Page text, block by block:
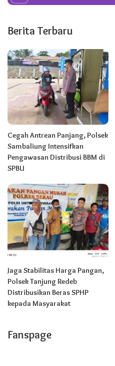
Berita Terbaru
Cegah Antrean Panjang, Polsek
Sambaliung Intensifkan
Pengawasan Distribusi BBM di
SPBU
Jaga Stabilitas Harga Pangan,
Polsek Tanjung Redeb
Distribusikan Beras SPHP
kepada Masyarakat
Fanspage